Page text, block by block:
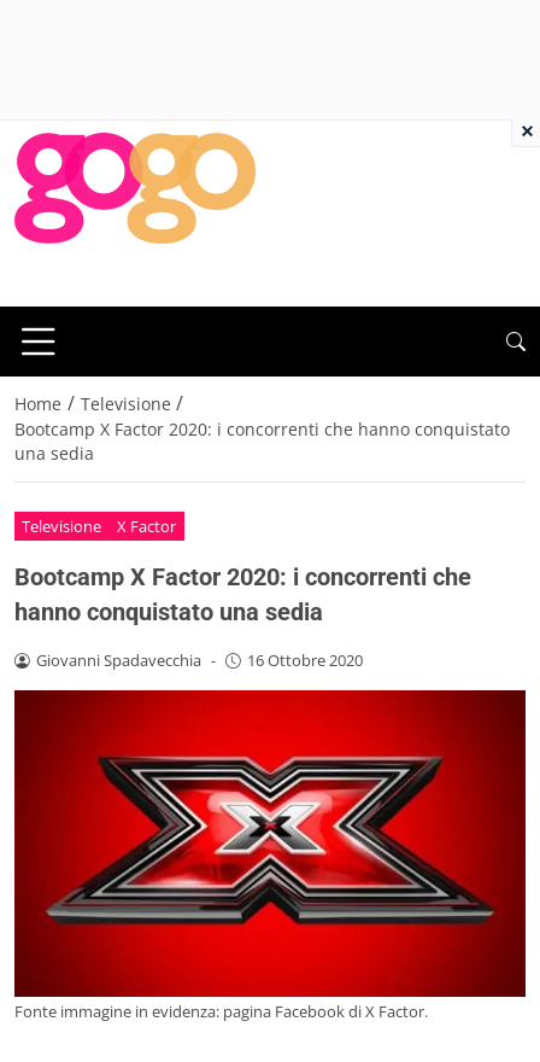
Home / Televisione /
Bootcamp X Factor 2020: i concorrenti che hanno conquistato
una sedia
Televisione X Factor
Bootcamp X Factor 2020: i concorrenti che
hanno conquistato una sedia
Giovanni Spadavecchia - 16 Ottobre 2020
Fonte immagine in evidenza: pagina Facebook di X Factor.
×